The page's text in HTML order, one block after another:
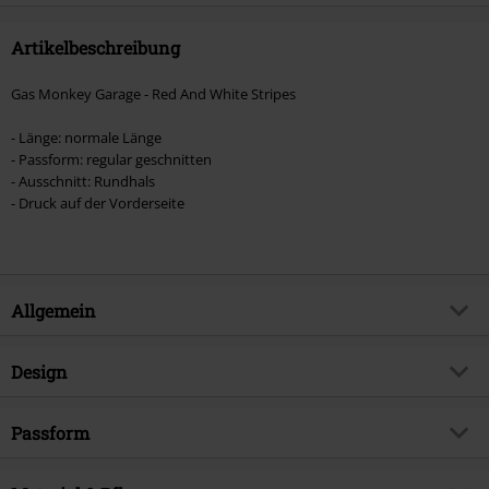
Artikelbeschreibung
Gas Monkey Garage - Red And White Stripes
- Länge: normale Länge
- Passform: regular geschnitten
- Ausschnitt: Rundhals
- Druck auf der Vorderseite
Allgemein
Artikelnummer:
Produktthema
Fan-Merch, Rockabilly, TV-Serien,
Design
Produkt-Typ
Passform